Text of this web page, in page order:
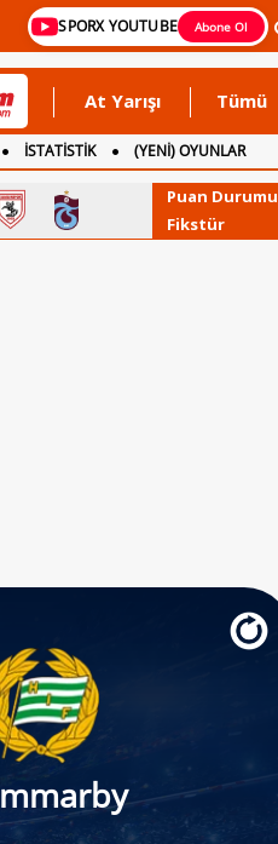
SPORX YOUTUBE Abone Ol
At Yarışı Tümü
İSTATİSTİK
(YENİ) OYUNLAR
Puan Durumu
Fikstür